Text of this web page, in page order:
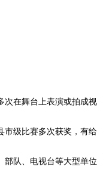
次在舞台上表演或拍成视
市级比赛多次获奖，有给
部队、电视台等大型单位